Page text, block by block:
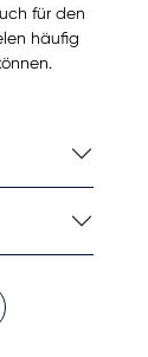
für den
häufig